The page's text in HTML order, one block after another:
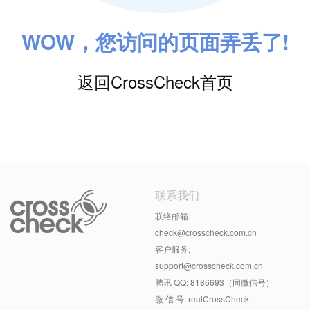
WOW，您访问的页面弄丢了!
返回CrossCheck首页
联系我们
联络邮箱:
check@crosscheck.com.cn
客户服务:
support@crosscheck.com.cn
腾讯 QQ: 8186693（同微信号）
微 信 号: realCrossCheck